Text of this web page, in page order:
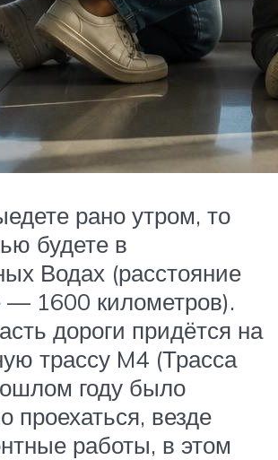
рано утром, то
будете в
Водах (расстояние
1600 километров).
дороги придётся на
трассу M4 (Трасса
году было
проехаться, везде
работы, в этом